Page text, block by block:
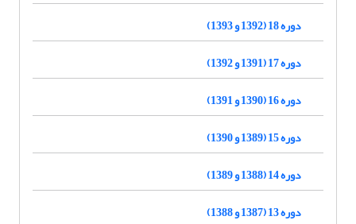
دوره 18 (1392 و 1393)
دوره 17 (1391 و 1392)
دوره 16 (1390 و 1391)
دوره 15 (1389 و 1390)
دوره 14 (1388 و 1389)
دوره 13 (1387 و 1388)